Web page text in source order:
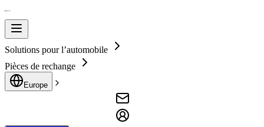
Solutions pour l’automobile
Pièces de rechange
Europe